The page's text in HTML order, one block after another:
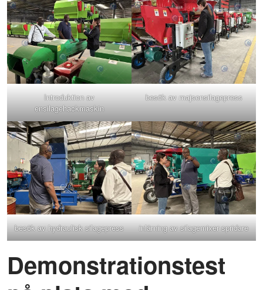
Introduktion av
ensilagehackmaskin
besök av majsensilagepress
besök av hydraulisk silagepress inlärning av silagemixer spridare
Demonstrationstest